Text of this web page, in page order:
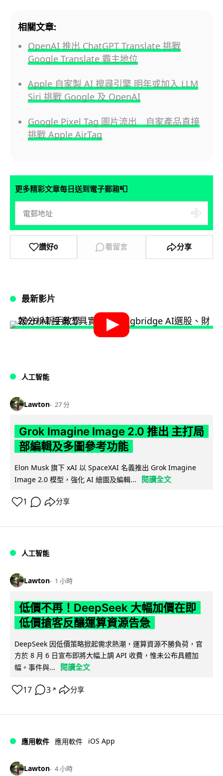
相關文章:
OpenAI 推出 ChatGPT Translate 挑戰
Google Translate 霸主地位
Apple 自家製 AI 搜尋引擎 明年或加入 LLM
Siri 挑戰 Google 及 OpenAI
Google Pixel Tag 圖片流出 自家產品直接
挑戰 Apple AirTag
更多精彩文章每日送到電子郵箱📮
讚好0 看留言 分享
最新影片
人工智能
Lawton 27 分
Grok Imagine Image 2.0 推出 主打局
部編輯及多圖參考功能
Elon Musk 旗下 xAI 以 SpaceXAI 名義推出 Grok Imagine
Image 2.0 模型，強化 AI 繪圖及編輯...
閱讀全文
1 分享
人工智能
Lawton 1 小時
低價不再！DeepSeek 大幅加價在即
低價搶客反釀運算資源告急
DeepSeek 因低價策略掀起需求熱潮，運算資源不勝負荷，官
方於 8 月 6 日宣布即將大幅上調 API 收費，惟未公布具體加
幅。事件與...
閱讀全文
17 3 ↗ 分享
應用軟件 應用軟件 iOS App
Lawton 4 小時